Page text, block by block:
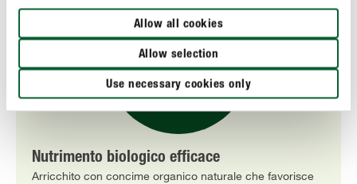
Allow all cookies
Allow selection
Use necessary cookies only
Nutrimento biologico efficace
Arricchito con concime organico naturale che favorisce